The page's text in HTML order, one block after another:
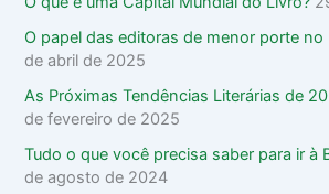
O papel das editoras de menor porte no
de abril de 2025
As Próximas Tendências Literárias de
de fevereiro de 2025
Tudo o que você precisa saber para ir à
de agosto de 2024